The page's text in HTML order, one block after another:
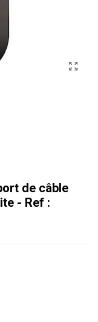
de câble
- Ref :